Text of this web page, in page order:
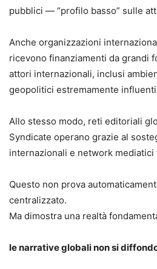
pubblici — “profilo basso” sulle
Anche organizzazioni
ricevono finanziamenti da grandi
attori internazionali, inclusi
geopolitici estremamente
Allo stesso modo, reti editoriali
Syndicate operano grazie al
internazionali e network mediatici
Questo non prova
centralizzato.
Ma dimostra una realtà
le narrative globali non si